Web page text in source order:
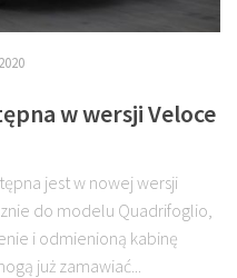
w wersji Veloce
jest w nowej wersji
do modelu Quadrifoglio,
i odmienioną kabinę
już zamawiać...